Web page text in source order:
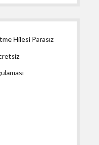
Hilesi Parasız